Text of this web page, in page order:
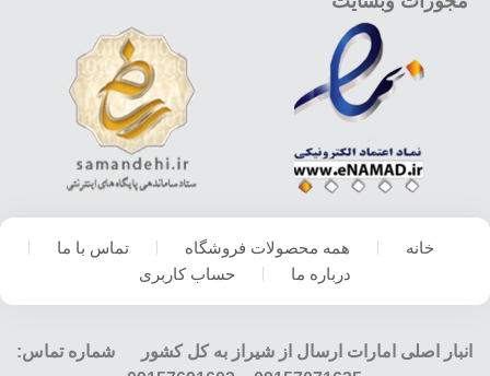
خانه همه محصولات فروشگاه
تماس با ما
درباره ما
حساب کاربری
انبار اصلی امارات ارسال از شیراز به کل کشور شماره تماس: